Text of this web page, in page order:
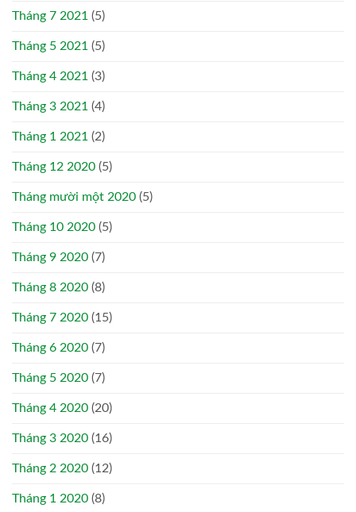
Tháng 7 2021 (5)
Tháng 5 2021 (5)
Tháng 4 2021 (3)
Tháng 3 2021 (4)
Tháng 1 2021 (2)
Tháng 12 2020 (5)
Tháng mười một 2020 (5)
Tháng 10 2020 (5)
Tháng 9 2020 (7)
Tháng 8 2020 (8)
Tháng 7 2020 (15)
Tháng 6 2020 (7)
Tháng 5 2020 (7)
Tháng 4 2020 (20)
Tháng 3 2020 (16)
Tháng 2 2020 (12)
Tháng 1 2020 (8)